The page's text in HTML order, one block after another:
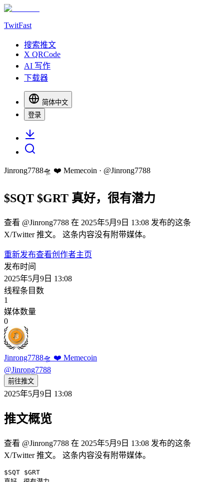
TwitFast
搜索推文
X QRCode
AI 写作
下载器
简体中文
登录
Jinrong7788🛸 ❤️ Memecoin · @Jinrong7788
$SQT $GRT 真好，很有潜力
查看 @Jinrong7788 在 2025年5月9日 13:08 发布的这条
X/Twitter 推文。 这条内容没有附带媒体。
重新发布查看创作者主页
发布时间
2025年5月9日 13:08
线程条目数
1
媒体数量
0
Jinrong7788🛸 ❤️ Memecoin
@Jinrong7788
前往推文
2025年5月9日 13:08
推文概览
查看 @Jinrong7788 在 2025年5月9日 13:08 发布的这条
X/Twitter 推文。 这条内容没有附带媒体。
$SQT $GRT